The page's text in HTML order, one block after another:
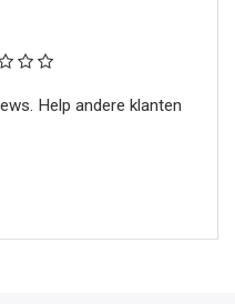
Help andere klanten